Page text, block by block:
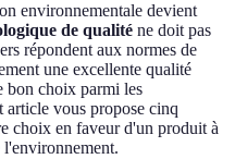
environnementale devient
de qualité ne doit pas
répondent aux normes de
une excellente qualité
bon choix parmi les
article vous propose cinq
choix en faveur d'un produit à